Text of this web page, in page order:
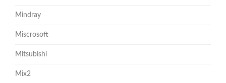
Mindray
Miscrosoft
Mitsubishi
Mix2